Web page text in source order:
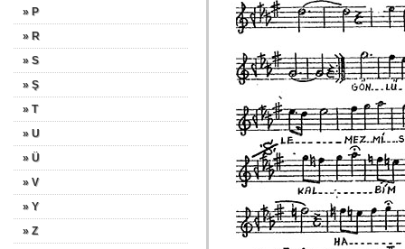
» P
» R
» S
» Ş
» T
» U
» Ü
» V
» Y
» Z